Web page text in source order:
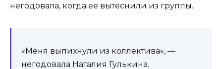
негодовала, когда ее вытеснили из группы.
«Меня выпихнули из коллектива», —
негодовала Наталия Гулькина.